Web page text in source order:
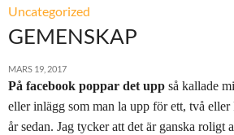
Uncategorized
GEMENSKAP
MARS 19, 2017
På facebook poppar det upp så kallade
eller inlägg som man la upp för ett, två
år sedan. Jag tycker att det är ganska roligt